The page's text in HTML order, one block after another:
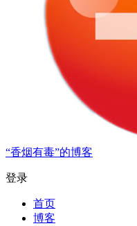
“香烟有毒”的博客
登录
首页
博客